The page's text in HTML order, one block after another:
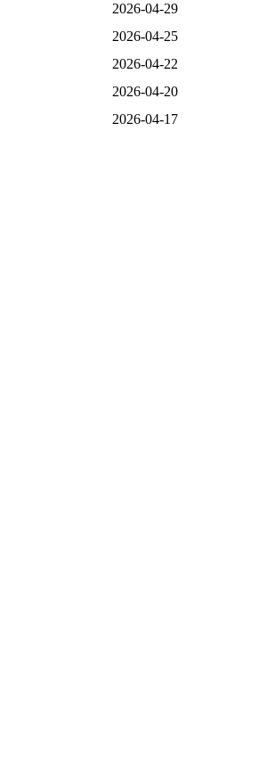
2026-04-29
2026-04-25
2026-04-22
2026-04-20
2026-04-17